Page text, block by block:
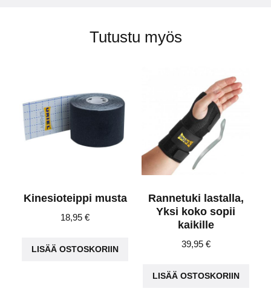
Tutustu myös
Kinesioteippi musta
18,95€
LISÄÄ OSTOSKORIIN
Rannetuki lastalla,
Yksi koko sopii
kaikille
39,95 €
LISÄÄ OSTOSKORIIN